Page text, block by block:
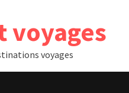
voyages
voyages